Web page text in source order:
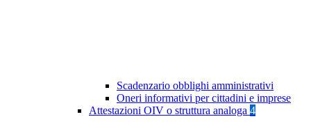
Scadenzario obblighi amministrativi
Oneri informativi per cittadini e imprese
Attestazioni OIV o struttura analoga 4